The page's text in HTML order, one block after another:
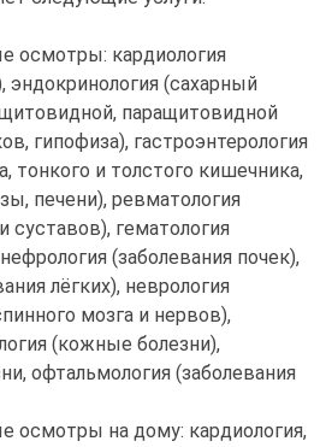
осмотры: кардиология
эндокринология (сахарный
паращитовидной
гипофиза), гастроэнтерология
тонкого и толстого кишечника,
печени), ревматология
суставов), гематология
(заболевания почек),
лёгких), неврология
мозга и нервов),
(кожные болезни),
офтальмология (заболевания
осмотры на дому: кардиология,